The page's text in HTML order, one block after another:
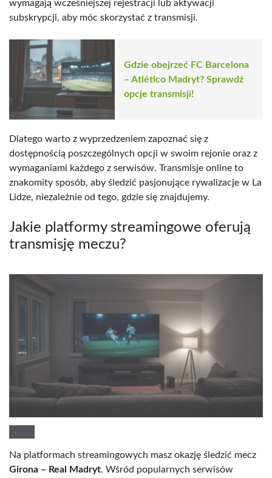
wymagają wcześniejszej rejestracji lub aktywacji
subskrypcji, aby móc skorzystać z transmisji.
Gdzie obejrzeć FC Barcelona
– Atlético Madryt? Sprawdź
opcje transmisji!
Dlatego warto z wyprzedzeniem zapoznać się z
dostępnością poszczególnych opcji w swoim rejonie oraz z
wymaganiami każdego z serwisów. Transmisje online to
znakomity sposób, aby śledzić pasjonujące rywalizacje w La
Lidze, niezależnie od tego, gdzie się znajdujemy.
Jakie platformy streamingowe oferują
transmisję meczu?
Na platformach streamingowych masz okazję śledzić mecz
Girona – Real Madryt. Wśród popularnych serwisów